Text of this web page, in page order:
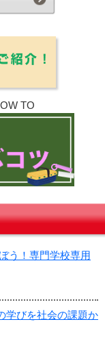
TO
う！専門学校専用
びを社会の課題か